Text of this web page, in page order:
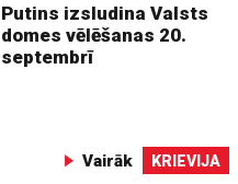
Putins izsludina Valsts
domes vēlēšanas 20.
septembrī
Vairāk KRIEVIJA